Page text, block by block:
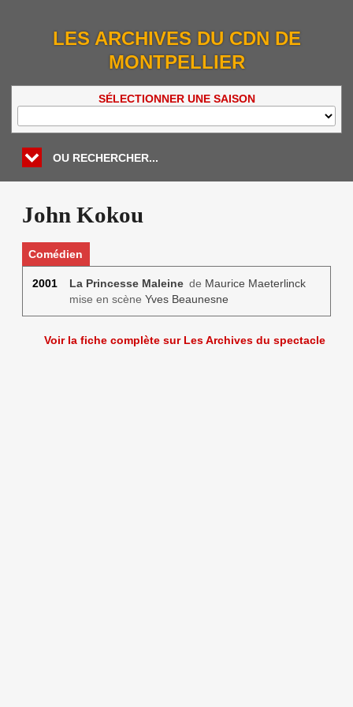
LES ARCHIVES DU CDN DE
MONTPELLIER
SÉLECTIONNER UNE SAISON
OU RECHERCHER...
John Kokou
Comédien
2001 La Princesse Maleinede Maurice Maeterlinck
mise en scène Yves Beaunesne
Voir la fiche complète sur Les Archives du spectacle